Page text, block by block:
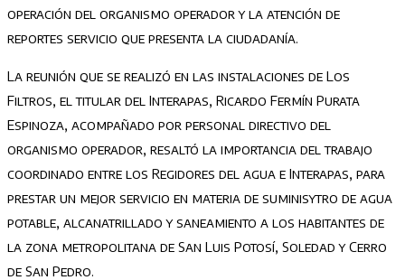
operación del organismo operador y la atención de
reportes servicio que presenta la ciudadanía.
La reunión que se realizó en las instalaciones de Los
Filtros, el titular del Interapas, Ricardo Fermín Purata
Espinoza, acompañado por personal directivo del
organismo operador, resaltó la importancia del trabajo
coordinado entre los Regidores del agua e Interapas, para
prestar un mejor servicio en materia de suminisytro de agua
potable, alcanatrillado y saneamiento a los habitantes de
la zona metropolitana de San Luis Potosí, Soledad y Cerro
de San Pedro.